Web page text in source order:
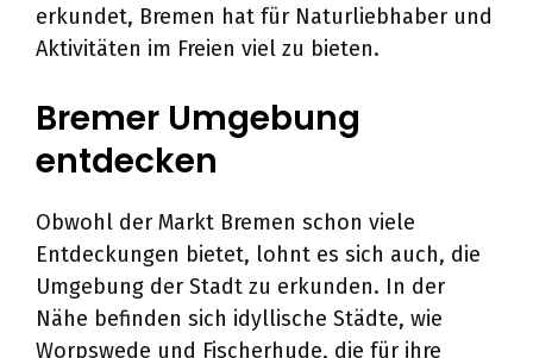
erkundet, Bremen hat für Naturliebhaber und
Aktivitäten im Freien viel zu bieten.
Bremer Umgebung
entdecken
Obwohl der Markt Bremen schon viele
Entdeckungen bietet, lohnt es sich auch, die
Umgebung der Stadt zu erkunden. In der
Nähe befinden sich idyllische Städte, wie
Worpswede und Fischerhude, die für ihre